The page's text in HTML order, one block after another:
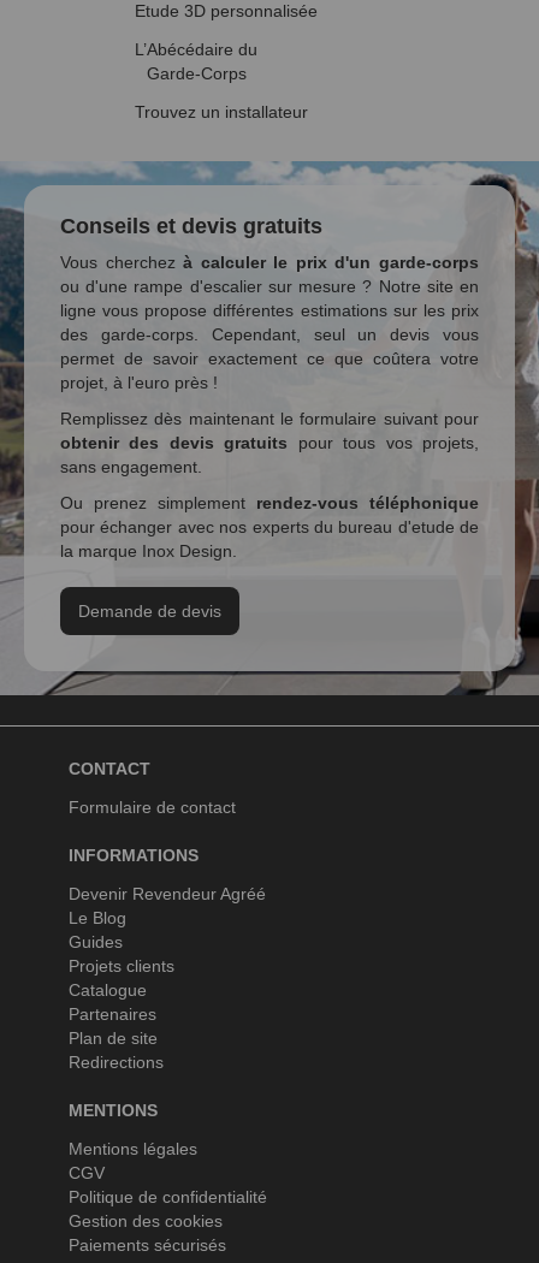
Etude 3D personnalisée
L’Abécédaire du
Garde-Corps
Trouvez un installateur
Conseils et devis gratuits
Vous cherchezà calculer le prix d'un garde-corps
ou d'une rampe d'escalier sur mesure ? Notre site en
ligne vous propose différentes estimations sur les prix
des garde-corps. Cependant, seul un devis vous
permet de savoir exactement ce que coûtera votre
projet, à l'euro près !
Remplissez dès maintenant le formulaire suivant pour
obtenir des devis gratuits pour tous vos projets,
sans engagement.
Ou prenez simplement rendez-vous téléphonique
pour échanger avec nos experts du bureau d'etude de
la marque Inox Design.
Demande de devis
CONTACT
Formulaire de contact
INFORMATIONS
Devenir Revendeur Agréé
Le Blog
Guides
Projets clients
Catalogue
Partenaires
Plan de site
Redirections
MENTIONS
Mentions légales
CGV
Politique de confidentialité
Gestion des cookies
Paiements sécurisés